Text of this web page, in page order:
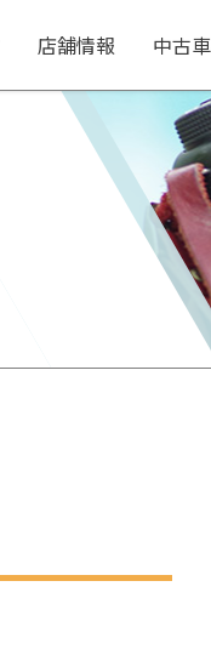
店舗情報 中古